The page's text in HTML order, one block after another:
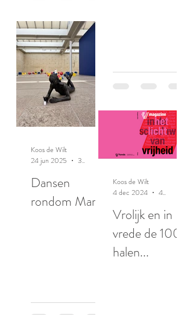
Dansen
rondom Maria
Koos de Wilt
24 jun 2025
3 minuten om te lezen
Vrolijk en in
vrede de 100
halen...
Koos de Wilt
4 dec 2024
4 minuten om te lezen